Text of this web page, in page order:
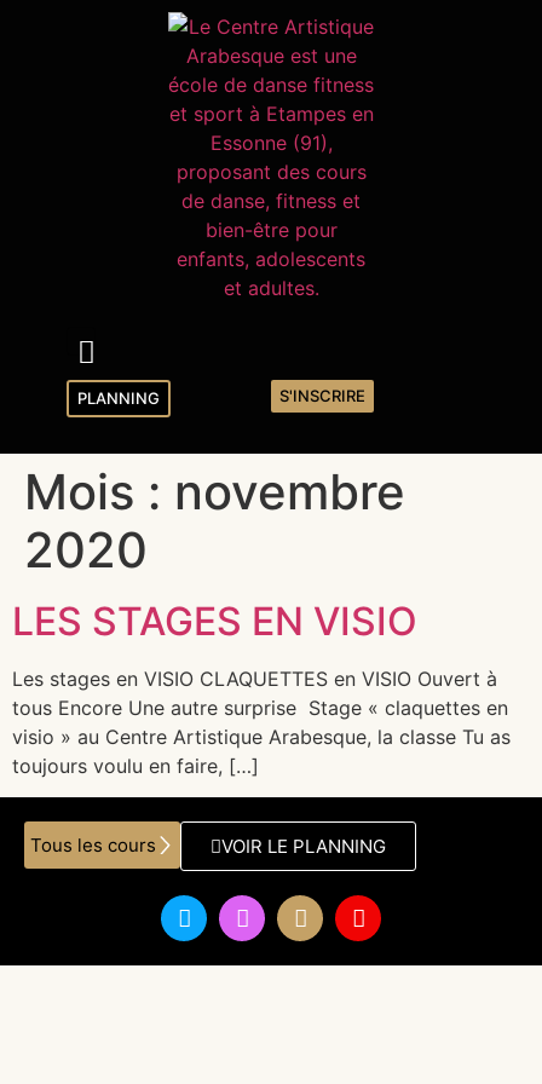
PLANNING S'INSCRIRE
Mois : novembre
2020
LES STAGES EN VISIO
Les stages en VISIO CLAQUETTES en VISIO Ouvert à
tous Encore Une autre surprise Stage « claquettes en
visio » au Centre Artistique Arabesque, la classe Tu as
toujours voulu en faire, […]
Tous les cours VOIR LE PLANNING